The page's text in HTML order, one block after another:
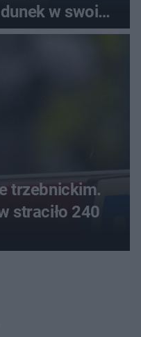
w swoim
trzebnickim.
straciło 240